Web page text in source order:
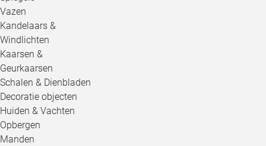
Vazen
Kandelaars &
Windlichten
Kaarsen &
Geurkaarsen
Schalen & Dienbladen
Decoratie objecten
Huiden & Vachten
Opbergen
Manden